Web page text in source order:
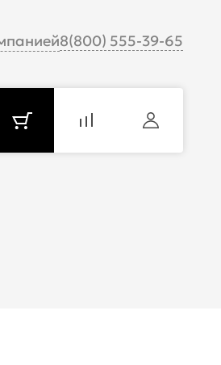
8(800) 555-39-65